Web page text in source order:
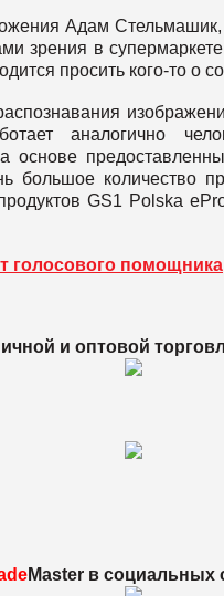
Адам
зрения в
просить кого-то о
аналогично
основе
большое количество
GS1 Polska
голосового помощника
и оптовой
Master в социальных